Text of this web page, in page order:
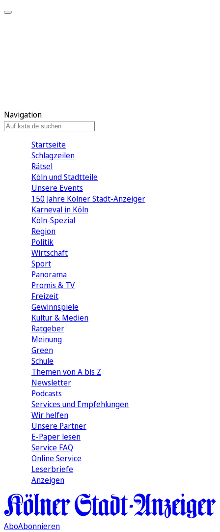
Navigation
Startseite
Schlagzeilen
Rätsel
Köln und Stadtteile
Unsere Events
150 Jahre Kölner Stadt-Anzeiger
Karneval in Köln
Köln-Spezial
Region
Politik
Wirtschaft
Sport
Panorama
Promis & TV
Freizeit
Gewinnspiele
Kultur & Medien
Ratgeber
Meinung
Green
Schule
Themen von A bis Z
Newsletter
Podcasts
Services und Empfehlungen
Wir helfen
Unsere Partner
E-Paper lesen
Service FAQ
Online Service
Leserbriefe
Anzeigen
AboAbonnieren